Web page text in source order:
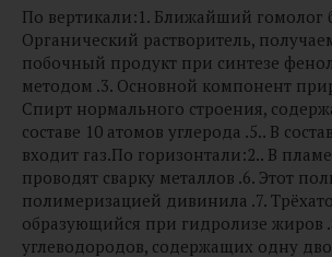
По вертикали:1. Ближайший гомолог
Органический растворитель,
побочный продукт при синтезе
методом .3. Основной компонент
Спирт нормального строения,
составе 10 атомов углерода .5.. В
входит газ.По горизонтали:2.. В
проводят сварку металлов .6. Этот
полимеризацией дивинила .7.
образующийся при гидролизе жиров
углеводородов, содержащих одну